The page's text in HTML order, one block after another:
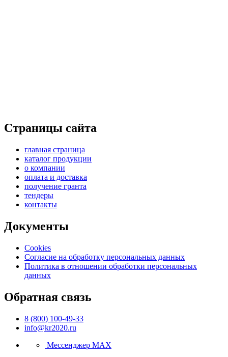
Страницы сайта
главная страница
каталог продукции
о компании
оплата и доставка
получение гранта
тендеры
контакты
Документы
Cookies
Согласие на обработку персональных данных
Политика в отношении обработки персональных
данных
Обратная связь
8 (800) 100-49-33
info@kr2020.ru
Мессенджер MAX